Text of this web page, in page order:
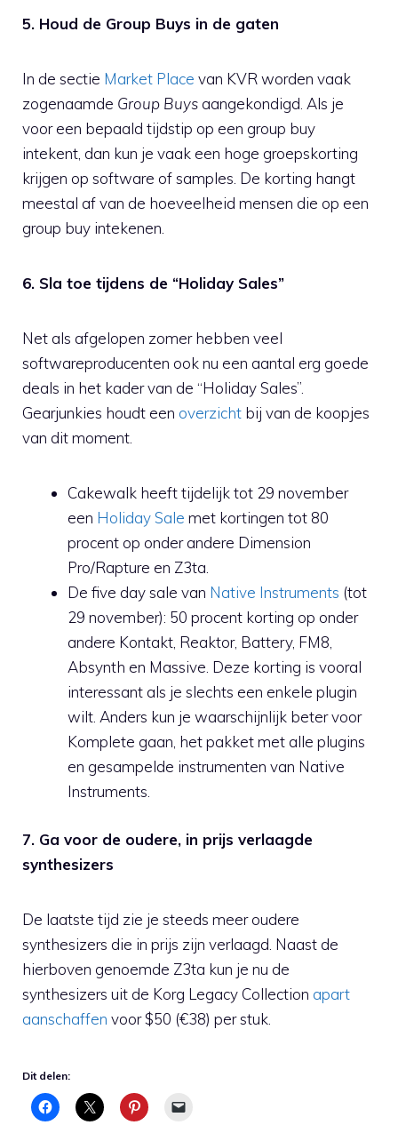
5. Houd de Group Buys in de gaten
In de sectie Market Place van KVR worden vaak
zogenaamde Group Buysaangekondigd. Als je
voor een bepaald tijdstip op een group buy
intekent, dan kun je vaak een hoge groepskorting
krijgen op software of samples. De korting hangt
meestal af van de hoeveelheid mensen die op een
group buy intekenen.
6. Sla toe tijdens de “Holiday Sales”
Net als afgelopen zomer hebben veel
softwareproducenten ook nu een aantal erg goede
deals in het kader van de “Holiday Sales”.
Gearjunkies houdt een overzicht bij van de koopjes
van dit moment.
Cakewalk heeft tijdelijk tot 29 november
een Holiday Sale met kortingen tot 80
procent op onder andere Dimension
Pro/Rapture en Z3ta.
De five day sale van Native Instruments (tot
29 november): 50 procent korting op onder
andere Kontakt, Reaktor, Battery, FM8,
Absynth en Massive. Deze korting is vooral
interessant als je slechts een enkele plugin
wilt. Anders kun je waarschijnlijk beter voor
Komplete gaan, het pakket met alle plugins
en gesampelde instrumenten van Native
Instruments.
7. Ga voor de oudere, in prijs verlaagde
synthesizers
De laatste tijd zie je steeds meer oudere
synthesizers die in prijs zijn verlaagd. Naast de
hierboven genoemde Z3ta kun je nu de
synthesizers uit de Korg Legacy Collection apart
aanschaffen voor $50 (€38) per stuk.
Dit delen: